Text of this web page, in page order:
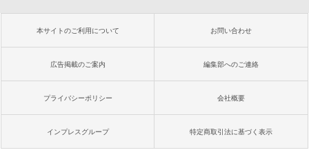
本サイトのご利用について お問い合わせ
広告掲載のご案内 編集部へのご連絡
プライバシーポリシー 会社概要
インプレスグループ 特定商取引法に基づく表示